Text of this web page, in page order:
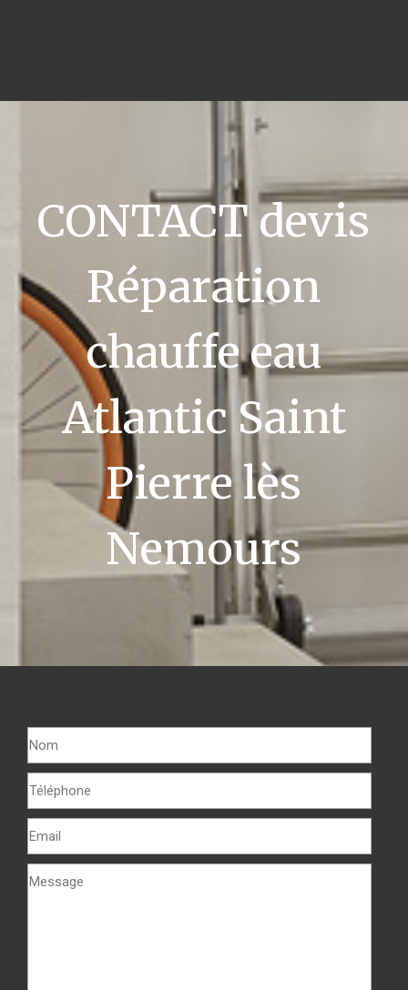
CONTACT devis
Réparation
chauffe eau
Atlantic Saint
Pierre lès
Nemours